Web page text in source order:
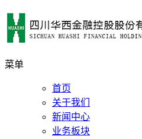
菜单
首页
关于我们
新闻中心
业务板块